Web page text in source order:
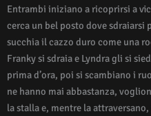
Entrambi iniziano a ricoprirsi a
cerca un bel posto dove sdraiarsi
succhia il cazzo duro come una
Franky si sdraia e Lyndra gli si
prima d’ora, poi si scambiano i
ne hanno mai abbastanza,
la stalla e, mentre la